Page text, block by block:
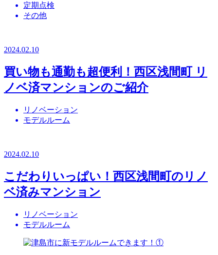
定期点検
その他
2024.02.10
買い物も通勤も超便利！西区浅間町 リ
ノベ済マンションのご紹介
リノベーション
モデルルーム
2024.02.10
こだわりいっぱい！西区浅間町のリノ
ベ済みマンション
リノベーション
モデルルーム